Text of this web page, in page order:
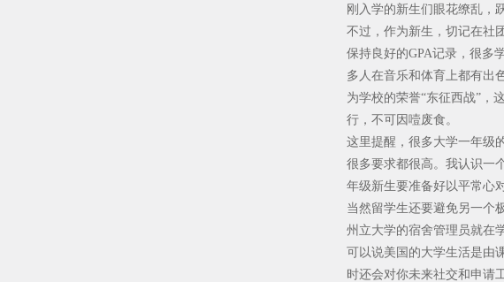
刚入学的新生们眼花缭乱，
不过，作为新生，切记在社
保持良好的GPA记录，很多
多人在音乐和体育上都有出
为学校的荣誉“东征西战”，
行，不可因噎废食。
这里提醒，很多大学一年级
很多要求都很高。我认识一
年级新生要准备好以平常心
当然留学生还要避免另一个
州立大学的宿舍管理员就在
可以说美国的大学生活是由
时还会对你未来社交和申请